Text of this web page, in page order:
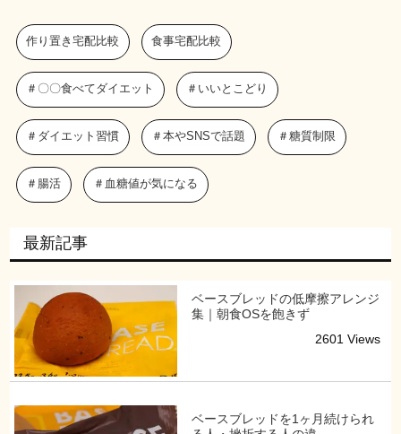
作り置き宅配比較 食事宅配比較
＃〇〇食べてダイエット ＃いいとこどり
＃ダイエット習慣 ＃本やSNSで話題 ＃糖質制限
＃腸活 ＃血糖値が気になる
最新記事
ベースブレッドの低摩擦アレンジ
集｜朝食OSを飽きず
2601 Views
ベースブレッドを1ヶ月続けられ